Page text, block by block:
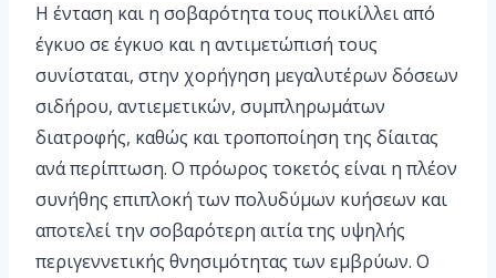
Η ένταση και η σοβαρότητα τους ποικίλλει από
έγκυο σε έγκυο και η αντιμετώπισή τους
συνίσταται, στην χορήγηση μεγαλυτέρων δόσεων
σιδήρου, αντιεμετικών, συμπληρωμάτων
διατροφής, καθώς και τροποποίηση της δίαιτας
ανά περίπτωση. Ο πρόωρος τοκετός είναι η πλέον
συνήθης επιπλοκή των πολυδύμων κυήσεων και
αποτελεί την σοβαρότερη αιτία της υψηλής
περιγεννετικής θνησιμότητας των εμβρύων. Ο